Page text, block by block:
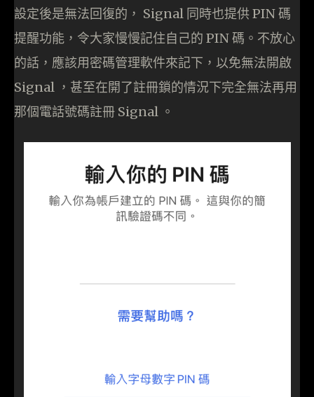
設定後是無法回復的， Signal 同時也提供 PIN 碼
提醒功能，令大家慢慢記住自己的 PIN 碼。不放心
的話，應該用密碼管理軟件來記下，以免無法開啟
Signal ，甚至在開了註冊鎖的情況下完全無法再用
那個電話號碼註冊 Signal 。